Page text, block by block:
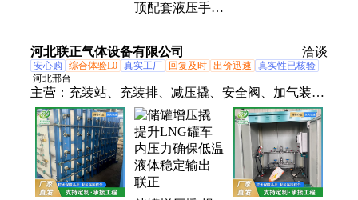
顶配套液压手动
梁 / 钢铁企业用
打压泵
河北联正气体设备有限公司 洽谈
安心购 综合体验L0 真实工厂 回复及时 出价迅速
真实性已核验
河北邢台
主营： 充装站、充装排、减压撬、安全阀、加气装
置、联正气体、压缩天然气、气化调压站、CNG调压
撬